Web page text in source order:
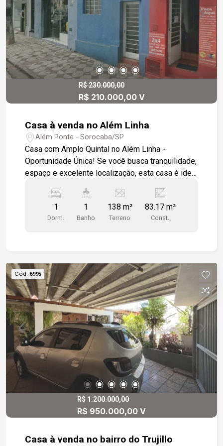
R$ 230.000,00
R$ 210.000,00 V
Casa à venda no Além Linha
Além Ponte - Sorocaba/SP
Casa com Amplo Quintal no Além Linha -
Oportunidade Única! Se você busca tranquilidade,
espaço e excelente localização, esta casa é ideal
dormitório confortável - Sala arejada - Cozinha
funcional - Área de serviço independente - Quarto
de serviço (ideal para depósito ou escritório) -
público e principais vias da cidade. Perfeita para
quem deseja morar com liberdade, investir ou
transformar em um espaço personalizado. Entre
em contato e agende sua visita! Essa
oportunidade pode ser exatamente o que você
procura.
1
Dorm.
1
Banho
138 m²
Terreno
83.17 m²
Const.
Cód. 6995
R$ 1.200.000,00
R$ 950.000,00 V
Casa à venda no bairro do Trujillo